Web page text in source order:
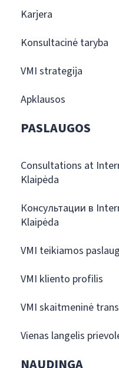
Karjera
Konsultacinė taryba
VMI strategija
Apklausos
PASLAUGOS
Consultations at
Klaipėda
Консультации в
Klaipėda
VMI teikiamos
VMI kliento profilis
VMI skaitmeninė
Vienas langelis